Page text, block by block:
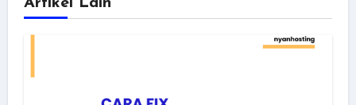
Artikel Lain